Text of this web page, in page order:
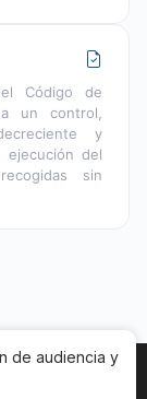
Código de
un control,
y
ejecución del
sin
de audiencia y